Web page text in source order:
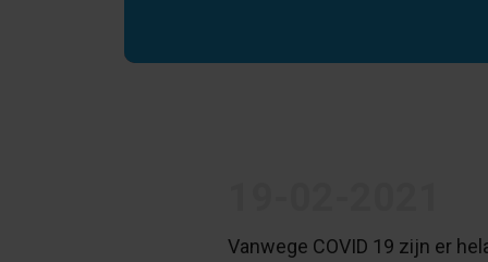
Vanwege COVID 19 zijn er